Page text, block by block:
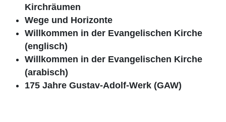
Kirchräumen
Wege und Horizonte
Willkommen in der Evangelischen Kirche
(englisch)
Willkommen in der Evangelischen Kirche
(arabisch)
175 Jahre Gustav-Adolf-Werk (GAW)